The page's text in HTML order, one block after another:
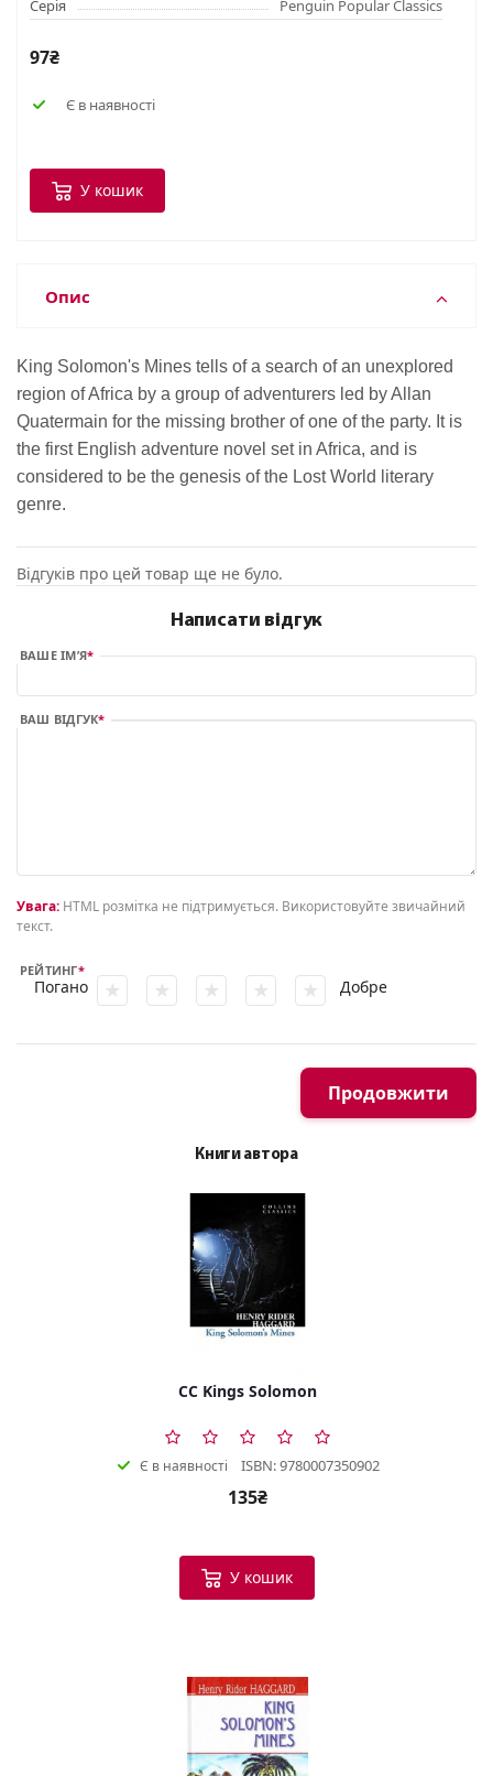
Серія
Penguin Popular Classics
97₴
Є в наявності
У кошик
Опис
King Solomon's Mines tells of a search of an unexplored
region of Africa by a group of adventurers led by Allan
Quatermain for the missing brother of one of the party. It is
the first English adventure novel set in Africa, and is
considered to be the genesis of the Lost World literary
genre.
Відгуків про цей товар ще не було.
Написати відгук
ВАШЕ ІМ’Я
ВАШ ВІДГУК
Увага: HTML розмітка не підтримується. Використовуйте звичайний
текст.
РЕЙТИНГ
Погано Добре
Продовжити
Книги автора
CC Kings Solomon
Є в наявності ISBN: 9780007350902
135₴
У кошик